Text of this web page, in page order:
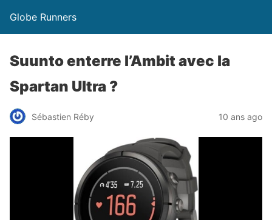
Globe Runners
Suunto enterre l’Ambit avec la
Spartan Ultra ?
Sébastien Réby 10 ans ago